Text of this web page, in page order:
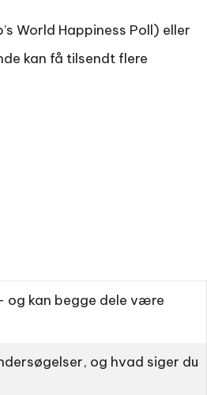
World Happiness Poll) eller
kan få tilsendt flere
og kan begge dele være
og hvad siger du